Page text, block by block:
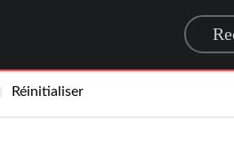
Réinitialiser